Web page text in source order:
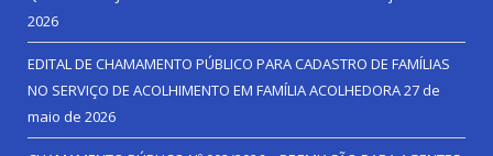
2026
EDITAL DE CHAMAMENTO PÚBLICO PARA CADASTRO DE FAMÍLIAS
NO SERVIÇO DE ACOLHIMENTO EM FAMÍLIA ACOLHEDORA27 de
maio de 2026